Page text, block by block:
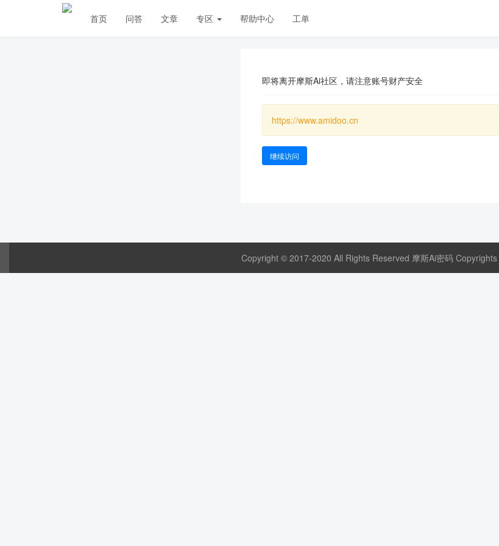
首页 问答 文章 专区 帮助中心 工单
即将离开摩斯Ai社区，请注意账号财产安全
https://www.amidoo.cn
继续访问
Copyright © 2017-2020 All Rights Reserved 摩斯Ai密码 Copyrights